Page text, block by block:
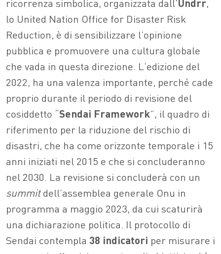
ricorrenza simbolica, organizzata dall’Undrr,
lo United Nation Office for Disaster Risk
Reduction, è di sensibilizzare l’opinione
pubblica e promuovere una cultura globale
che vada in questa direzione. L’edizione del
2022, ha una valenza importante, perché cade
proprio durante il periodo di revisione del
cosiddetto “Sendai Framework”, il quadro di
riferimento per la riduzione del rischio di
disastri, che ha come orizzonte temporale i 15
anni iniziati nel 2015 e che si concluderanno
nel 2030. La revisione si concluderà con un
summitdell’assemblea generale Onu in
programma a maggio 2023, da cui scaturirà
una dichiarazione politica. Il protocollo di
Sendai contempla 38 indicatori per misurare i